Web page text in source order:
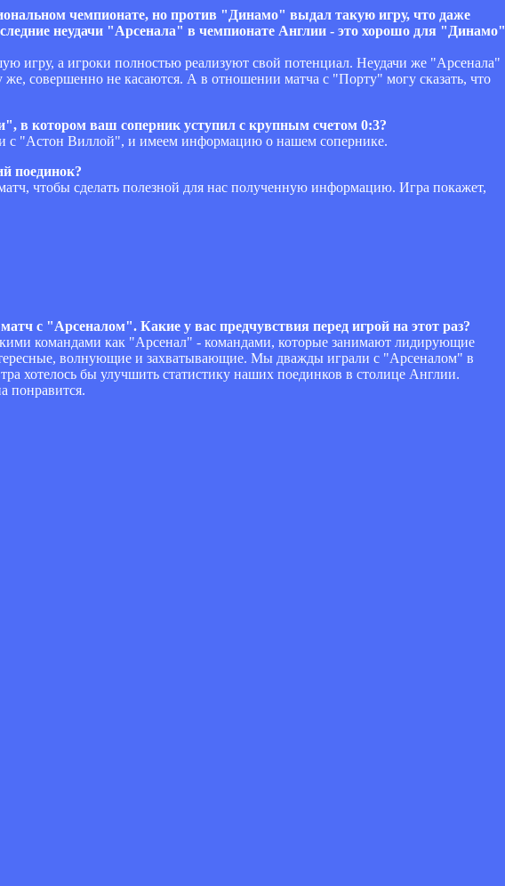
чемпионате, но против "Динамо" выдал такую игру, что даже
неудачи "Арсенала" в чемпионате Англии - это хорошо для "Динамо"
а игроки полностью реализуют свой потенциал. Неудачи же "Арсенала"
совершенно не касаются. А в отношении матча с "Порту" могу сказать, что
в котором ваш соперник уступил с крупным счетом 0:3?
с "Астон Виллой", и имеем информацию о нашем сопернике.
поединок?
чтобы сделать полезной для нас полученную информацию. Игра покажет,
с "Арсеналом". Какие у вас предчувствия перед игрой на этот раз?
командами как "Арсенал" - командами, которые занимают лидирующие
волнующие и захватывающие. Мы дважды играли с "Арсеналом" в
хотелось бы улучшить статистику наших поединков в столице Англии.
понравится.